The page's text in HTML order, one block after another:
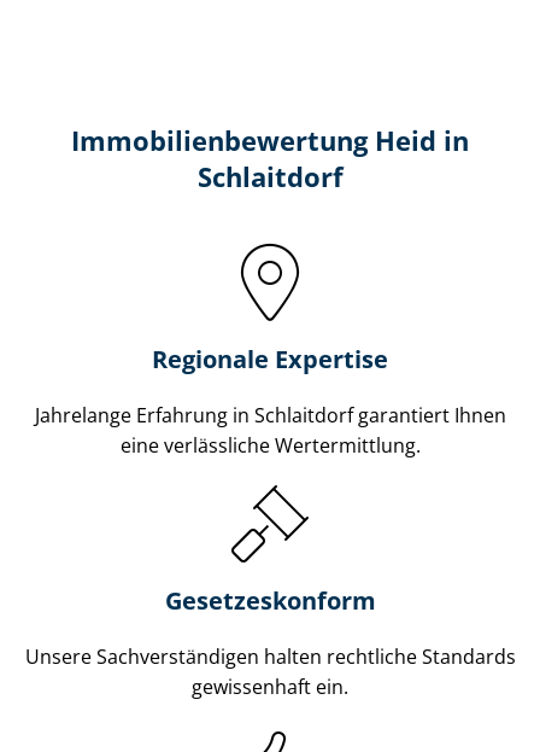
Immobilien­bewertung Heid in
Schlaitdorf
Regionale Expertise
Jahrelange Erfahrung in Schlaitdorf garantiert Ihnen
eine verlässliche Wertermittlung.
Gesetzes­konform
Unsere Sach­ver­stän­di­gen halten rechtliche Standards
gewissenhaft ein.